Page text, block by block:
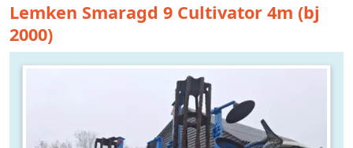
Lemken Smaragd 9 Cultivator 4m (bj
2000)